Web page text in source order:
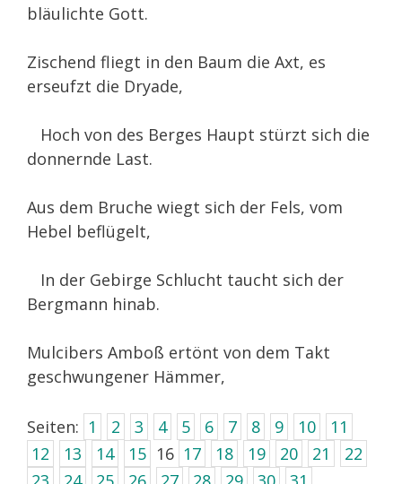
bläulichte Gott.
Zischend fliegt in den Baum die Axt, es
erseufzt die Dryade,
Hoch von des Berges Haupt stürzt sich die
donnernde Last.
Aus dem Bruche wiegt sich der Fels, vom
Hebel beflügelt,
In der Gebirge Schlucht taucht sich der
Bergmann hinab.
Mulcibers Amboß ertönt von dem Takt
geschwungener Hämmer,
Seiten: 1 2 3 4 5 6 7 8 9 10
11
12
13 14 15 16 17 18 19 20 21
22